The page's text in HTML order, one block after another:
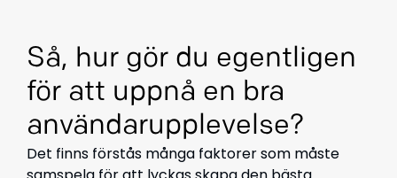
Så, hur gör du egentligen
för att uppnå en bra
användarupplevelse?
Det finns förstås många faktorer som måste